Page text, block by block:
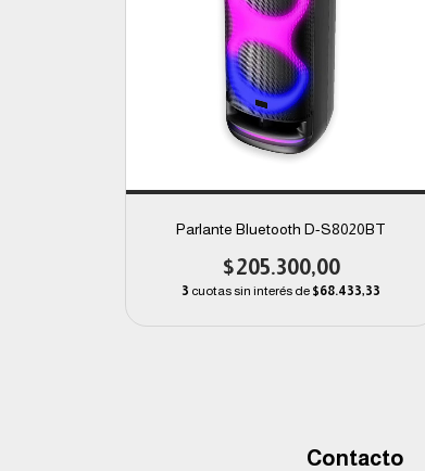
Parlante Bluetooth D-S8020BT
$205.300,00
3 cuotas sin interés de $68.433,33
Contacto